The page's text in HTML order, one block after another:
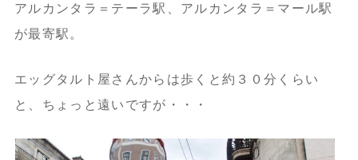
アルカンタラ＝テーラ駅、アルカンタラ＝マール駅
が最寄駅。
エッグタルト屋さんからは歩くと約３０分くらい
と、ちょっと遠いですが・・・